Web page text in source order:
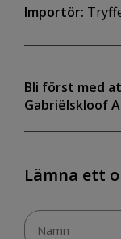
Importör:
Bli först med
Gabriëlskloof
Lämna ett